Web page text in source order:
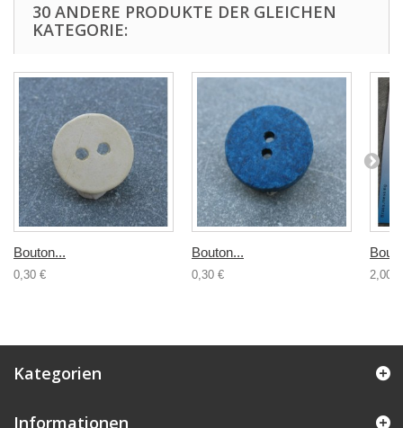
30 ANDERE PRODUKTE DER GLEICHEN
KATEGORIE:
Bouton...
0,30 €
Bouton...
0,30 € 2,00 €
Kategorien
Informationen